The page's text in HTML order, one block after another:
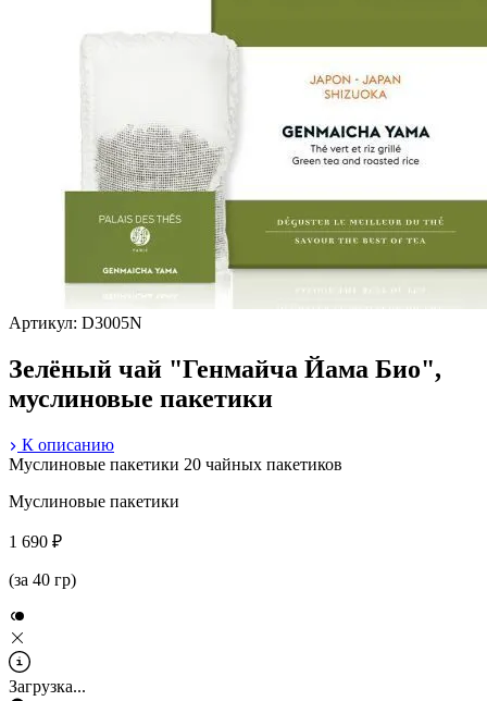
Артикул: D3005N
Зелёный чай "Генмайча Йама Био",
муслиновые пакетики
К описанию
Муслиновые пакетики 20 чайных пакетиков
Муслиновые пакетики
1 690 ₽
(за 40 гр)
Загрузка...